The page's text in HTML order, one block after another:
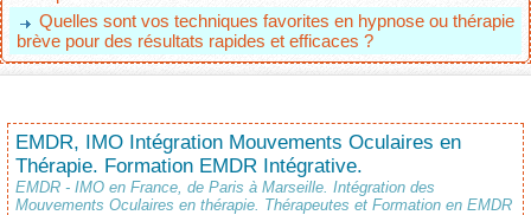
Quelles sont vos techniques favorites en hypnose ou thérapie
brève pour des résultats rapides et efficaces ?
EMDR, IMO Intégration Mouvements Oculaires en
Thérapie. Formation EMDR Intégrative.
EMDR - IMO en France, de Paris à Marseille. Intégration des
Mouvements Oculaires en thérapie. Thérapeutes et Formation en EMDR